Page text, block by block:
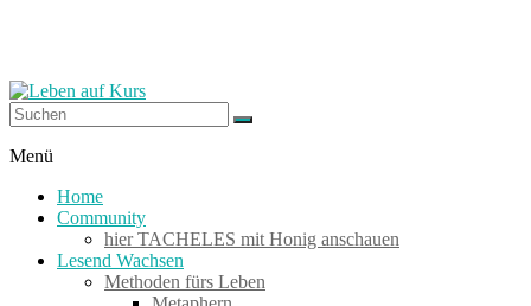
Leben
Kurs
Werkzeuge
Menü
Home
Community
hier TACHELES mit Honig anschauen
Lesend Wachsen
Methoden fürs Leben